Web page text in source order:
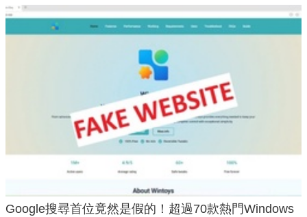
Google搜尋首位竟然是假的！超過70款熱門Windows